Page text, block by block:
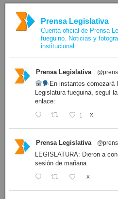
Prensa Legislativa
Cuenta oficial de Prensa
fueguino. Noticias y
institucional.
Prensa Legislativa
En instantes comezará
Legislatura fueguina, seguí
enlace:
1 X
Prensa Legislativa
LEGISLATURA: Dieron a
sesión de mañana
X